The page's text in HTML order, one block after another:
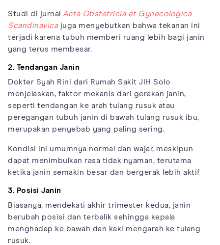
Studi di jurnal Acta Obstetricia et Gynecologica
Scandinavicajuga menyebutkan bahwa tekanan ini
terjadi karena tubuh memberi ruang lebih bagi janin
yang terus membesar.
2. Tendangan Janin
Dokter Syah Rini dari Rumah Sakit JIH Solo
menjelaskan, faktor mekanis dari gerakan janin,
seperti tendangan ke arah tulang rusuk atau
peregangan tubuh janin di bawah tulang rusuk ibu,
merupakan penyebab yang paling sering.
Kondisi ini umumnya normal dan wajar, meskipun
dapat menimbulkan rasa tidak nyaman, terutama
ketika janin semakin besar dan bergerak lebih aktif
3. Posisi Janin
Biasanya, mendekati akhir trimester kedua, janin
berubah posisi dan terbalik sehingga kepala
menghadap ke bawah dan kaki mengarah ke tulang
rusuk.